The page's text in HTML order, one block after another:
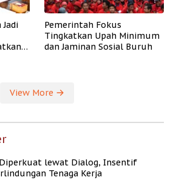
Pemerintah Fokus
Tingkatkan Upah Minimum
dan Jaminan Sosial Buruh
View More
lewat Dialog, Insentif
Tenaga Kerja